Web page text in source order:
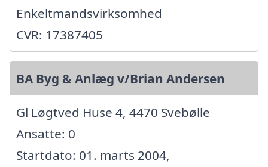
Enkeltmandsvirksomhed
CVR: 17387405
BA Byg & Anlæg v/Brian Andersen
Gl Løgtved Huse 4, 4470 Svebølle
Ansatte: 0
Startdato: 01. marts 2004,